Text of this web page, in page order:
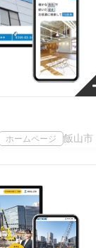
ホームページ 飯山市